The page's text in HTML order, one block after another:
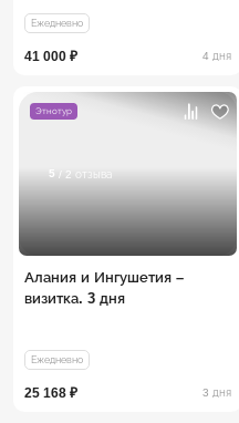
Ежедневно
41 000 ₽ 4 дня
Этнотур
5 / 2 отзыва
Алания и Ингушетия –
визитка. 3 дня
Ежедневно
25 168 ₽ 3 дня